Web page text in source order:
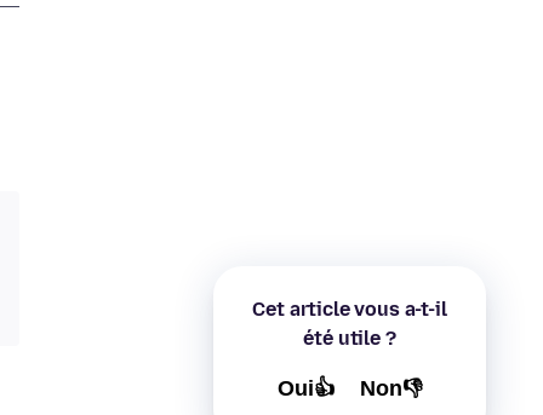
Cet article vous a-t-il
été utile ?
Oui👍 Non👎